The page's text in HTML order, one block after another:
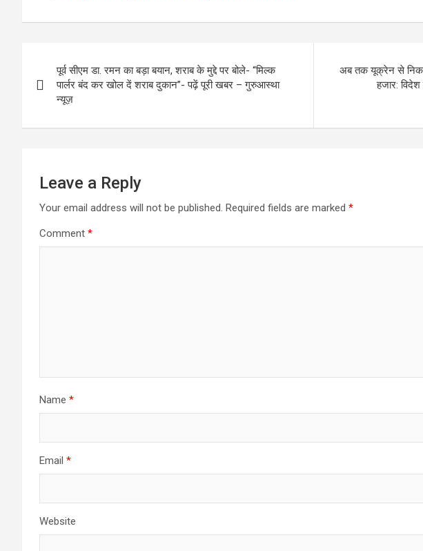
b
o
k
o
o
n
e
navigation
पूर्व सीएम डा. रमन का बड़ा बयान, शराब के मुद्दे पर बोले- “मिल्क
पार्लर बंद कर खोल दें शराब दुकान”- पढ़ें पूरी खबर – गुरुआस्था
न्यूज़
अब तक यूक्रेन से
हजार:
Leave a Reply
Your email address will not be published. Required fields are marked *
Comment *
Name *
Email *
Website